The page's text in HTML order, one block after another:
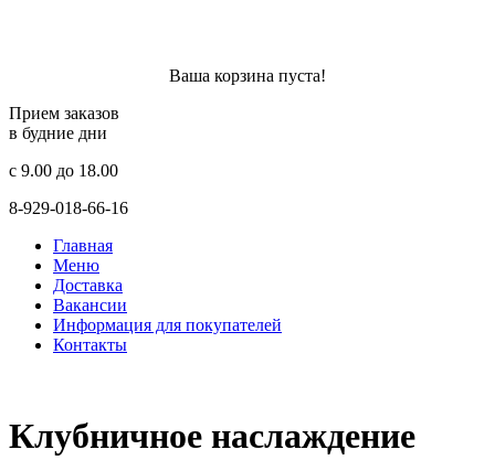
Ваша корзина пуста!
Прием заказов
в будние дни
c 9.00 до 18.00
8-929-018-66-16
Главная
Меню
Доставка
Вакансии
Информация для покупателей
Контакты
Клубничное наслаждение